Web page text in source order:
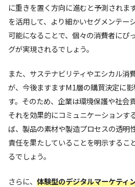
に重きを置く方向に進むと予測されま
を活用して、より細かいセグメンテー
可能になることで、個々の消費者にぴ
グが実現されるでしょう。
また、サステナビリティやエシカル消
が、今後ますますM1層の購買決定に
す。そのため、企業は環境保護や社会
それを効果的にコミュニケーションす
ば、製品の素材や製造プロセスの透明
責任を果たしていることを明示するこ
るでしょう。
さらに、 体験型のデジタルマーケティ